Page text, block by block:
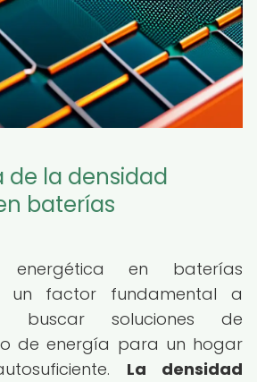
la densidad
baterías
energética en baterías
un factor fundamental a
buscar soluciones de
de energía para un hogar
La densidad